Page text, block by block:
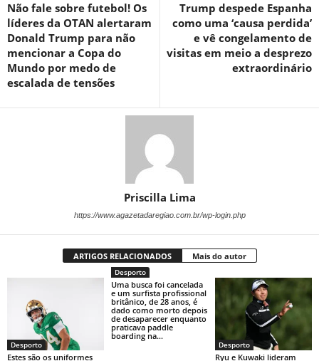
Não fale sobre futebol! Os
líderes da OTAN alertaram
Donald Trump para não
mencionar a Copa do
Mundo por medo de
escalada de tensões
Trump despede Espanha
como uma ‘causa perdida’
e vê congelamento de
visitas em meio a desprezo
extraordinário
Priscilla Lima
https://www.agazetadaregiao.com.br/wp-login.php
ARTIGOS RELACIONADOS Mais do autor
Desporto
Estes são os uniformes
Desporto
Uma busca foi cancelada
e um surfista profissional
britânico, de 28 anos, é
dado como morto depois
de desaparecer enquanto
praticava paddle
boarding na...
Desporto
Ryu e Kuwaki lideram